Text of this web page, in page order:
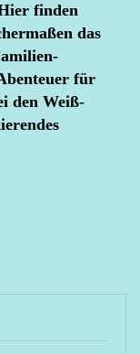
finden
das
für
den Weiß-